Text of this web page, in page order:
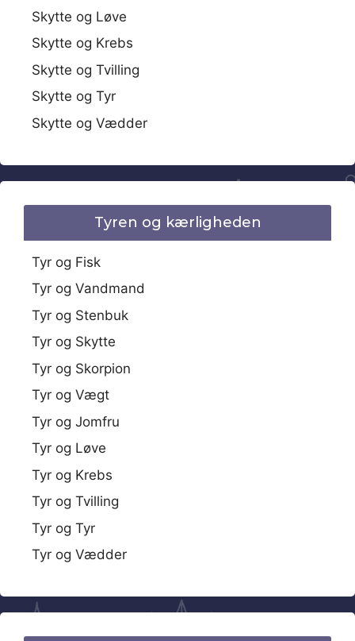
Skytte og Løve
Skytte og Krebs
Skytte og Tvilling
Skytte og Tyr
Skytte og Vædder
Tyren og kærligheden
Tyr og Fisk
Tyr og Vandmand
Tyr og Stenbuk
Tyr og Skytte
Tyr og Skorpion
Tyr og Vægt
Tyr og Jomfru
Tyr og Løve
Tyr og Krebs
Tyr og Tvilling
Tyr og Tyr
Tyr og Vædder